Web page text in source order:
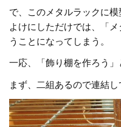
で、このメタルラックに
よけにしただけでは、「
うことになってしまう。
一応、「飾り棚を作ろう」
まず、二組あるので連結し